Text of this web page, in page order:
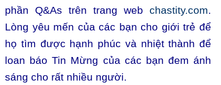
phần Q&As trên trang web chastity.com.
Lòng yêu mến của các bạn cho giới trẻ để
họ tìm được hạnh phúc và nhiệt thành để
loan báo Tin Mừng của các bạn đem ánh
sáng cho rất nhiều người.